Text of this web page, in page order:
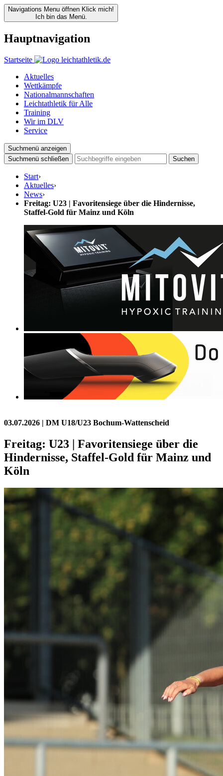
Navigations Menu öffnen Klick mich!
Ich bin das Menü.
Hauptnavigation
Startseite
Aktuelles
Wettkämpfe
Nationalmannschaften
Leichtathletik für Alle
Training
Wir im DLV
Service
Suchmenü anzeigen
Suchmenü schließen
Suchen
Start›
Aktuelles›
News›
Freitag: U23 | Favoritensiege über die Hindernisse,
Staffel-Gold für Mainz und Köln
03.07.2026 | DM U18/U23 Bochum-Wattenscheid
Freitag: U23 | Favoritensiege über die
Hindernisse, Staffel-Gold für Mainz und
Köln